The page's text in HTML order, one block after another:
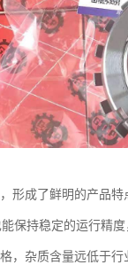
形成了鲜明的产品
保持稳定的运行精度
，杂质含量远低于